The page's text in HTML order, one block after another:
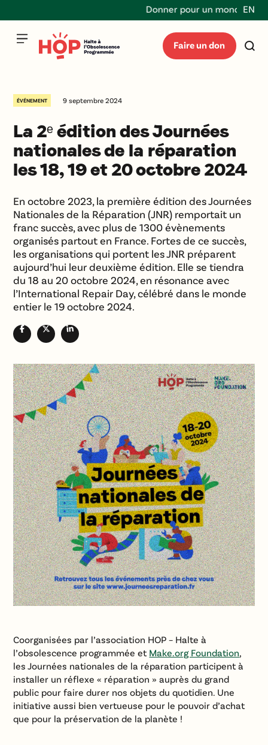
Donner pour un monde EN
Faire un don
ÉVÉNEMENT 9 septembre 2024
La 2ᵉ édition des Journées
nationales de la réparation
les 18, 19 et 20 octobre 2024
En octobre 2023, la première édition des Journées
Nationales de la Réparation (JNR) remportait un
franc succès, avec plus de 1300 évènements
organisés partout en France. Fortes de ce succès,
les organisations qui portent les JNR préparent
aujourd’hui leur deuxième édition. Elle se tiendra
du 18 au 20 octobre 2024, en résonance avec
l’International Repair Day, célébré dans le monde
entier le 19 octobre 2024.
Coorganisées par l’association HOP – Halte à
l’obsolescence programmée et Make.org Foundation
les Journées nationales de la réparation participent à
installer un réflexe « réparation » auprès du grand
public pour faire durer nos objets du quotidien. Une
initiative aussi bien vertueuse pour le pouvoir d’achat
que pour la préservation de la planète !